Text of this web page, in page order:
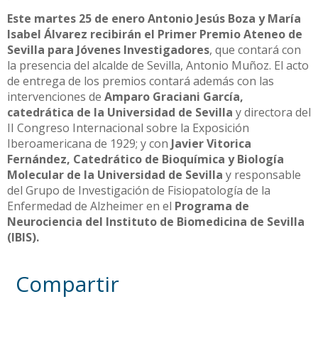
Este martes 25 de enero Antonio Jesús Boza y María
Isabel Álvarez recibirán el Primer Premio Ateneo de
Sevilla para Jóvenes Investigadores, que contará con
la presencia del alcalde de Sevilla, Antonio Muñoz. El acto
de entrega de los premios contará además con las
intervenciones de Amparo Graciani García,
catedrática de la Universidad de Sevilla y directora del
II Congreso Internacional sobre la Exposición
Iberoamericana de 1929; y con Javier Vitorica
Fernández, Catedrático de Bioquímica y Biología
Molecular de la Universidad de Sevilla y responsable
del Grupo de Investigación de Fisiopatología de la
Enfermedad de Alzheimer en el Programa de
Neurociencia del Instituto de Biomedicina de Sevilla
(IBIS).
Compartir